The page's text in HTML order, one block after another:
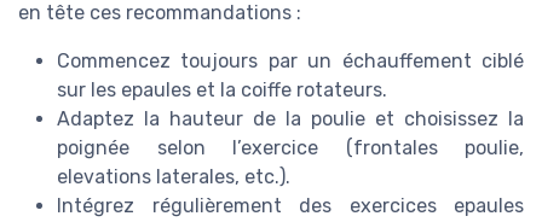
en tête ces recommandations :
Commencez toujours par un échauffement ciblé
sur les epaules et la coiffe rotateurs.
Adaptez la hauteur de la poulie et choisissez la
poignée selon l’exercice (frontales poulie,
elevations laterales, etc.).
Intégrez régulièrement des exercices epaules